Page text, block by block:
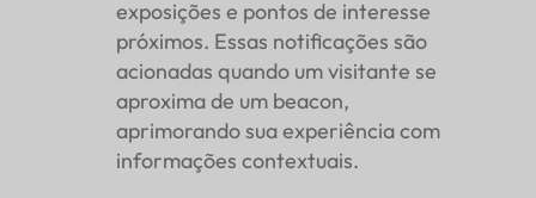
exposições e pontos de interesse
próximos. Essas notificações são
acionadas quando um visitante se
aproxima de um beacon,
aprimorando sua experiência com
informações contextuais.